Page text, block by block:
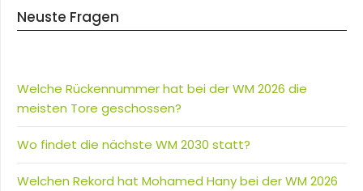
Neuste Fragen
Welche Rückennummer hat bei der WM 2026 die
meisten Tore geschossen?
Wo findet die nächste WM 2030 statt?
Welchen Rekord hat Mohamed Hany bei der WM 2026